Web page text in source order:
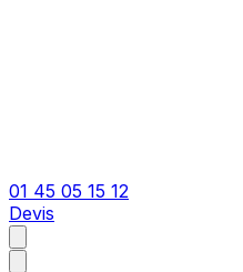
01 45 05 15 12
Devis